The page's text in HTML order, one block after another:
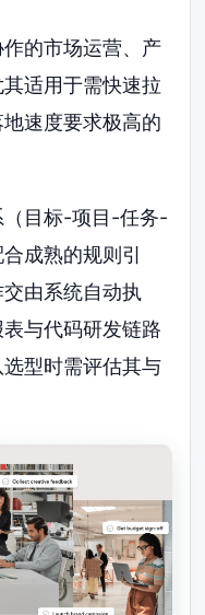
作的市场运营、产
适用于需快速拉
速度要求极高的
（目标-项目-任务-
成熟的规则引
由系统自动执
与代码研发链路
型时需评估其与